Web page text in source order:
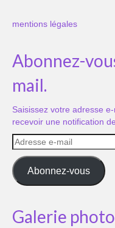
mentions légales
Abonnez-
mail.
Saisissez votre adresse
recevoir une notification
Adresse
e-
mail
Abonnez-vous
Galerie